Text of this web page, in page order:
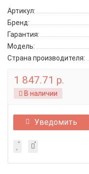
Артикул:
Бренд:
Гарантия:
Модель:
Страна производителя:
1 847.71 р.
В наличии
Уведомить